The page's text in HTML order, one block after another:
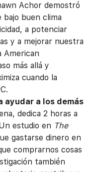
Achor demostró
bajo buen clima
a potenciar
y a mejorar nuestra
American
más allá y
cuando la
ayudar a los demás
dedica 2 horas a
estudio en The
gastarse dinero en
comprarnos cosas
también